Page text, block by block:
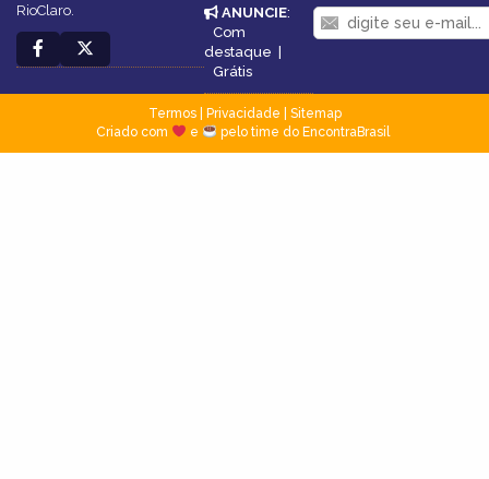
RioClaro.
ANUNCIE:
Com
destaque |
Grátis
Termos| Privacidade
Sitemap
Criado com
e pelo time do EncontraBrasil